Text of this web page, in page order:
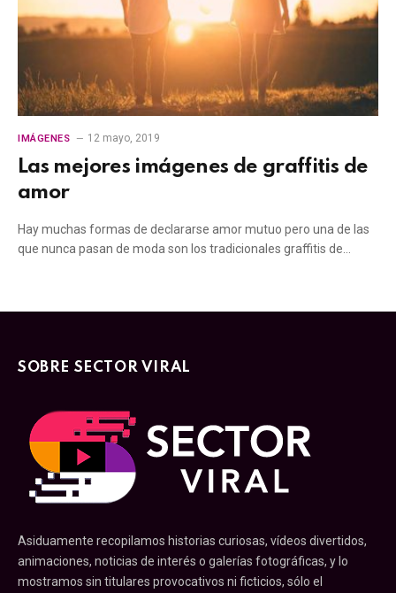
IMÁGENES 12 mayo, 2019
Las mejores imágenes de graffitis de
amor
Hay muchas formas de declararse amor mutuo pero una de las
que nunca pasan de moda son los tradicionales graffitis de…
SOBRE SECTOR VIRAL
Asiduamente recopilamos historias curiosas, vídeos divertidos,
animaciones, noticias de interés o galerías fotográficas, y lo
mostramos sin titulares provocativos ni ficticios, sólo el